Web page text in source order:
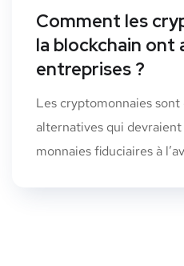
Comment les
la blockchain
entreprises ?
Les cryptomonnaies sont
alternatives qui
monnaies fiduciaires à